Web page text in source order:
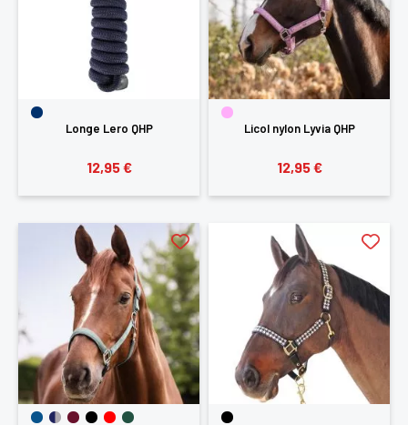
Longe Lero QHP
12,95 €
Licol nylon Lyvia QHP
12,95 €